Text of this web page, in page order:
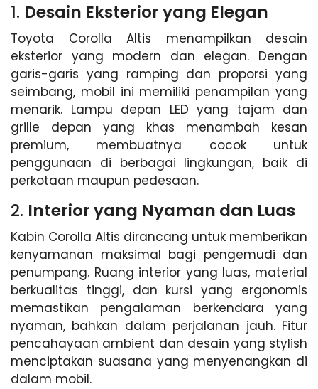
1. Desain Eksterior yang Elegan
Toyota Corolla Altis menampilkan desain
eksterior yang modern dan elegan. Dengan
garis-garis yang ramping dan proporsi yang
seimbang, mobil ini memiliki penampilan yang
menarik. Lampu depan LED yang tajam dan
grille depan yang khas menambah kesan
premium, membuatnya cocok untuk
penggunaan di berbagai lingkungan, baik di
perkotaan maupun pedesaan.
2. Interior yang Nyaman dan Luas
Kabin Corolla Altis dirancang untuk memberikan
kenyamanan maksimal bagi pengemudi dan
penumpang. Ruang interior yang luas, material
berkualitas tinggi, dan kursi yang ergonomis
memastikan pengalaman berkendara yang
nyaman, bahkan dalam perjalanan jauh. Fitur
pencahayaan ambient dan desain yang stylish
menciptakan suasana yang menyenangkan di
dalam mobil.